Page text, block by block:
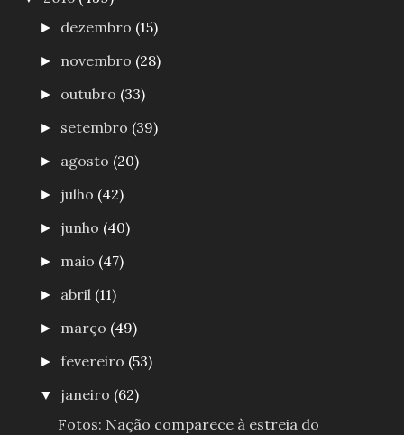
► dezembro (15)
► novembro (28)
► outubro (33)
► setembro (39)
► agosto (20)
► julho (42)
► junho (40)
► maio (47)
► abril (11)
► março (49)
►fevereiro (53)
▼ janeiro (62)
Fotos: Nação comparece à estreia do